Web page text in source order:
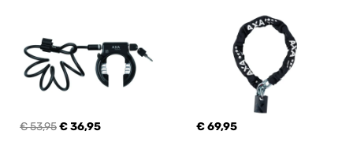
€ 53,95€ 36,95 € 69,95